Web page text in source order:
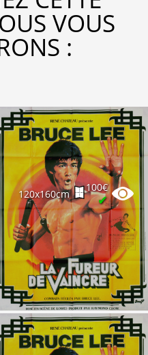
VOUS
:
120x160cm
100€
✔